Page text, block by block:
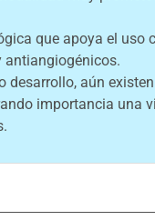
que apoya el uso
desarrollo, aún
importancia una